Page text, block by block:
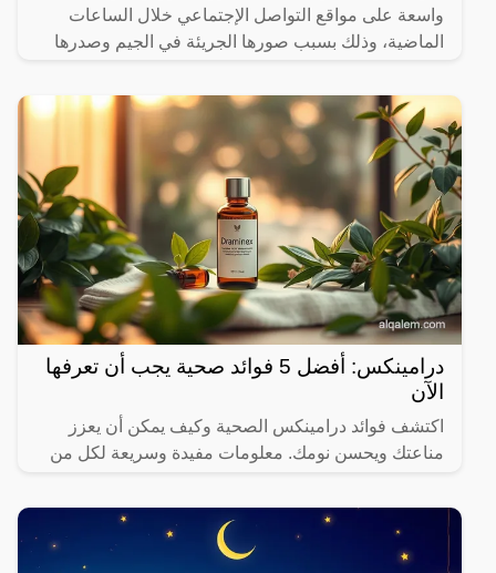
واسعة على مواقع التواصل الإجتماعي خلال الساعات
الماضية، وذلك بسبب صورها الجريئة في الجيم وصدرها
درامينكس: أفضل 5 فوائد صحية يجب أن تعرفها
الآن
اكتشف فوائد درامينكس الصحية وكيف يمكن أن يعزز
مناعتك ويحسن نومك. معلومات مفيدة وسريعة لكل من